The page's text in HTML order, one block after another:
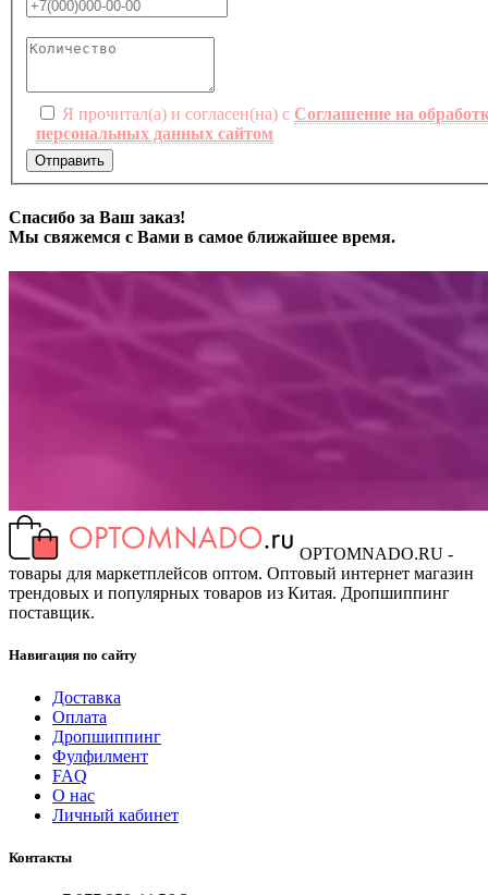
Я прочитал(а) и согласен(на) с Соглашение на
персональных данных сайтом
Отправить
Спасибо за Ваш заказ!
Мы свяжемся с Вами в самое ближайшее время.
OPTOMNADO.RU -
товары для маркетплейсов оптом. Оптовый интернет магазин
трендовых и популярных товаров из Китая. Дропшиппинг
поставщик.
Навигация по сайту
Доставка
Оплата
Дропшиппинг
Фулфилмент
FAQ
О нас
Личный кабинет
Контакты